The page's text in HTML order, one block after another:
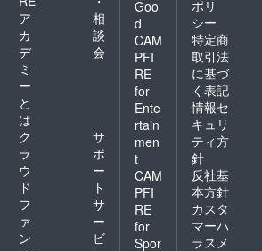
ア
カ
デ
ミ
ー
と
は
相
談
会
ク
ラ
ウ
ド
フ
ァ
ン
サ
ポ
ー
ト
サ
ー
ビ
Goo
d
CAM
PFI
RE
for
Ente
rtain
men
t
CAM
PFI
RE
for
Spor
ポリ
シー
特定商
取引法
に基づ
く表記
情報セ
キュリ
ティ方
針
反社基
本方針
カスタ
マーハ
ラスメ